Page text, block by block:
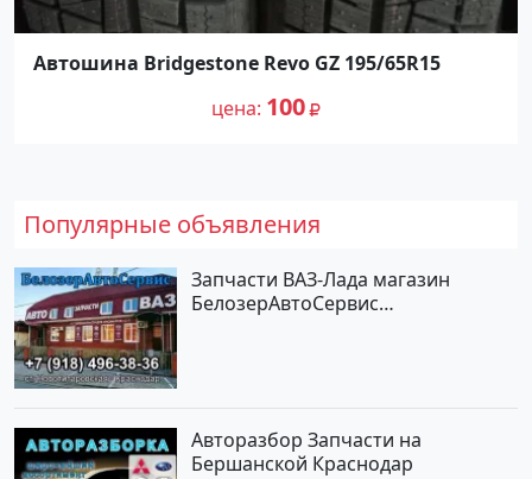
Автошина Bridgestone Revo GZ 195/65R15
цена 100
Популярные объявления
Запчасти ВАЗ-Лада магазин
БелозерАвтоСервис
Авторазбор Запчасти на
Бершанской Краснодар